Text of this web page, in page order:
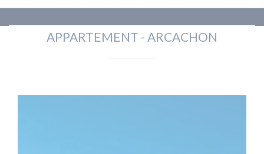
APPARTEMENT - ARCACHON